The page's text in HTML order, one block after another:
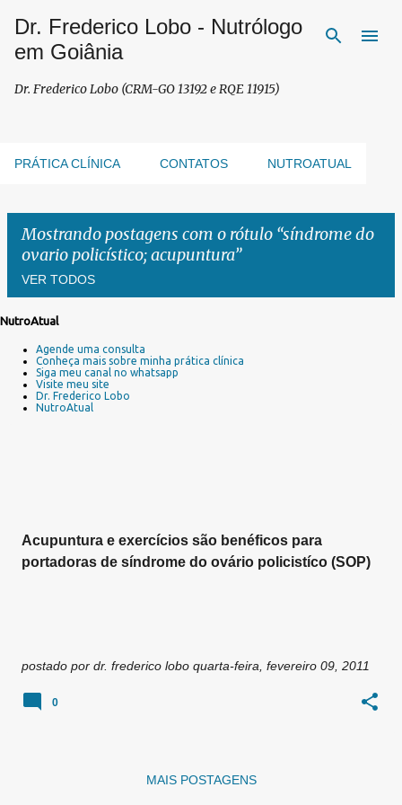
Pular para o conteúdo principal
Dr. Frederico Lobo - Nutrólogo
em Goiânia
Dr. Frederico Lobo (CRM-GO 13192 e RQE 11915)
PRÁTICA CLÍNICA CONTATOS NUTROATUAL
Mostrando postagens com o rótulo síndrome do
ovario policístico; acupuntura
VER TODOS
NutroAtual
Agende uma consulta
Conheça mais sobre minha prática clínica
Siga meu canal no whatsapp
Visite meu site
Dr. Frederico Lobo
NutroAtual
Acupuntura e exercícios são benéficos para
portadoras de síndrome do ovário policistíco (SOP)
postado por dr. frederico lobo quarta-feira, fevereiro 09, 2011
0
MAIS POSTAGENS